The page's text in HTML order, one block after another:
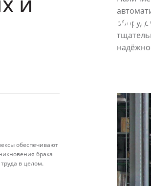
обеспечивают
брака
в целом.